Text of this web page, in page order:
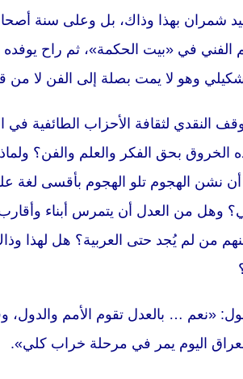
شمران بهذا وذاك، بل وعلى سنة
الفني في «بيت الحكمة»، ثم راح
وهو لا يمت بصلة إلى الفن لا من
النقدي لثقافة الأحزاب الطائفية في
الخروق بحق الفكر والعلم والفن؟
أن نشن الهجوم تلو الهجوم بأقسى لغة
وهل من العدل أن يتمرس أبناء
من لم يُجد حتى العربية؟ هل لهذا
«نعم … بالعدل تقوم الأمم والدول،
اليوم يمر في مرحلة خراب كلي».